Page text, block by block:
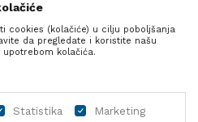
cookies (kolačiće) u cilju poboljšanja
da pregledate i koristite našu
kolačića.
Statistika Marketing